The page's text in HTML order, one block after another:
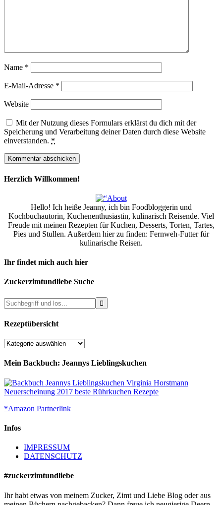
Name *
E-Mail-Adresse *
Website
Mit der Nutzung dieses Formulars erklärst du dich mit der
Speicherung und Verarbeitung deiner Daten durch diese Website
einverstanden. *
Herzlich Willkommen!
Hello! Ich heiße Jeanny, ich bin Foodbloggerin und
Kochbuchautorin, Kuchenenthusiastin, kulinarisch Reisende. Viel
Freude mit meinen Rezepten für Kuchen, Desserts, Torten, Tartes,
Pies und Stullen. Außerdem hier zu finden: Fernweh-Futter für
kulinarische Reisen.
Ihr findet mich auch hier
Zuckerzimtundliebe Suche
Rezeptübersicht
Rezeptübersicht
Mein Backbuch: Jeannys Lieblingskuchen
*Amazon Partnerlink
Infos
IMPRESSUM
DATENSCHUTZ
#zuckerzimtundliebe
Ihr habt etwas von meinem Zucker, Zimt und Liebe Blog oder aus